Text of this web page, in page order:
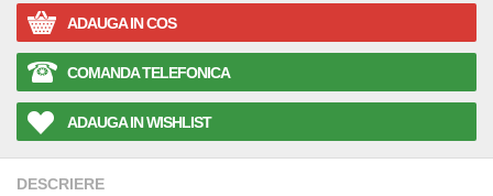
ADAUGA IN COS
COMANDA TELEFONICA
ADAUGA IN WISHLIST
DESCRIERE